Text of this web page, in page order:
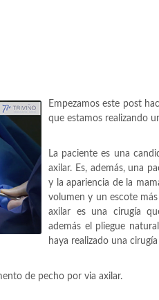
Empezamos este post
que estamos realizando
La paciente es una
axilar. Es, además, una
y la apariencia de la
volumen y un escote
axilar es una cirugía
además el pliegue
haya realizado una
de pecho por via axilar.